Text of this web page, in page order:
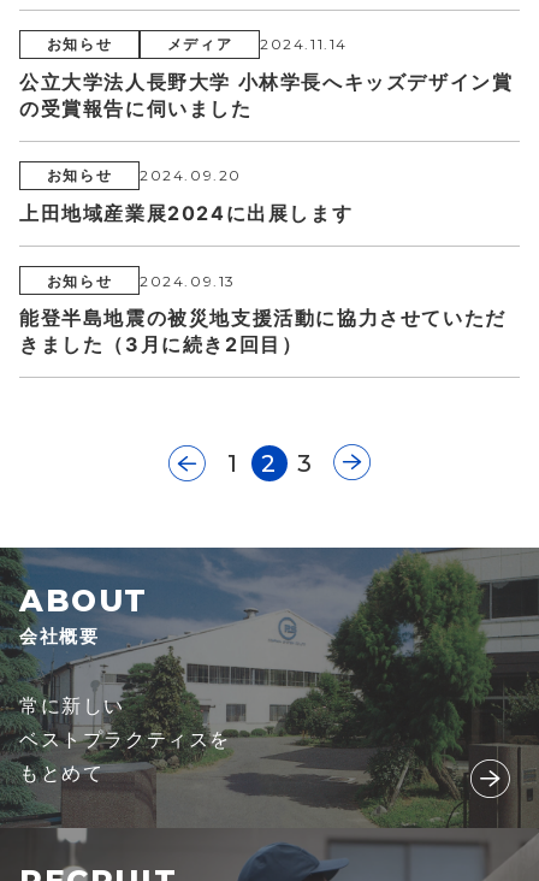
お知らせ メディア 2024.11.14
公立大学法人長野大学 小林学長へキッズデザイン賞
の受賞報告に伺いました
お知らせ 2024.09.20
上田地域産業展2024に出展します
お知らせ 2024.09.13
能登半島地震の被災地支援活動に協力させていただ
きました（3月に続き2回目）
1 2 3
会社概要
常に新しい
ベストプラクティスを
もとめて